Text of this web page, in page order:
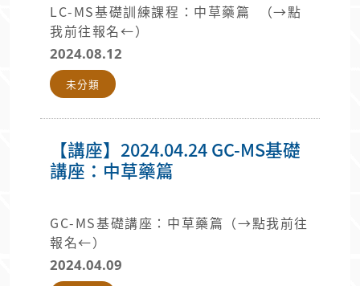
LC-MS基礎訓練課程：中草藥篇 （→點
我前往報名←）
2024.08.12
未分類
【講座】2024.04.24 GC-MS基礎
講座：中草藥篇
GC-MS基礎講座：中草藥篇（→點我前往
報名←）
2024.04.09